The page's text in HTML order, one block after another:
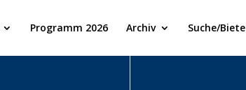
Programm 2026 Archiv Suche/Biete